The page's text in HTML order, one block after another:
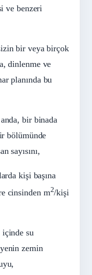
ve benzeri
bir veya birçok
dinlenme ve
planında bu
bir binada
bölümünde
sayısını,
kişi başına
cinsinden m2/kişi
su
zemin